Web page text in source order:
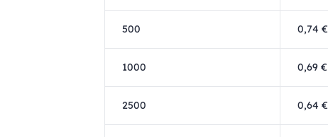
500 0,74 €
1000 0,69 €
2500 0,64 €